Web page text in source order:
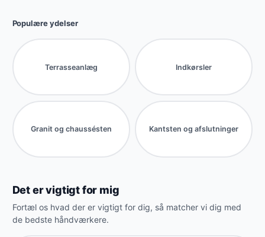
Populære ydelser
Terrasseanlæg Indkørsler
Granit og chaussésten Kantsten og afslutninger
Det er vigtigt for mig
Fortæl os hvad der er vigtigt for dig, så matcher vi dig med
de bedste håndværkere.